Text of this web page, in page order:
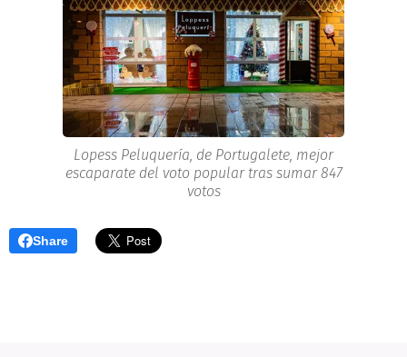
Lopess Peluquería, de Portugalete, mejor
escaparate del voto popular tras sumar 847
votos
Share